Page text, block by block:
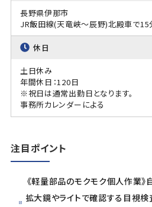
長野県伊那市
JR飯田線(天竜峡～辰野)北殿車で15
休日
土日休み
年間休日：120日
※祝日は通常出勤日となります。
事務所カレンダーによる
注目ポイント
《軽量部品のモクモク個人作業
拡大鏡やライトで確認する目視検